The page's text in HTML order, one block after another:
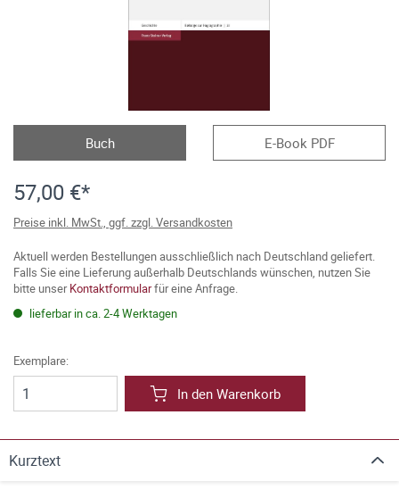
Buch E-Book PDF
57,00 €*
Preise inkl. MwSt., ggf. zzgl. Versandkosten
Aktuell werden Bestellungen ausschließlich nach Deutschland geliefert.
Falls Sie eine Lieferung außerhalb Deutschlands wünschen, nutzen Sie
bitte unserKontaktformularfür eine Anfrage.
lieferbar in ca. 2-4 Werktagen
Exemplare:
In den Warenkorb
Kurztext